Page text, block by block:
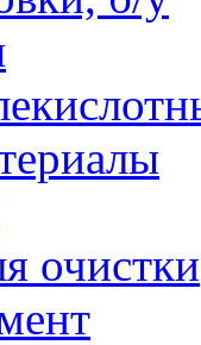
очистки